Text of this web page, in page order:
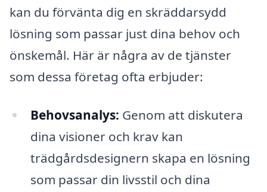
kan du förvänta dig en skräddarsydd
lösning som passar just dina behov och
önskemål. Här är några av de tjänster
som dessa företag ofta erbjuder:
Behovsanalys: Genom att diskutera
dina visioner och krav kan
trädgårdsdesignern skapa en lösning
som passar din livsstil och dina